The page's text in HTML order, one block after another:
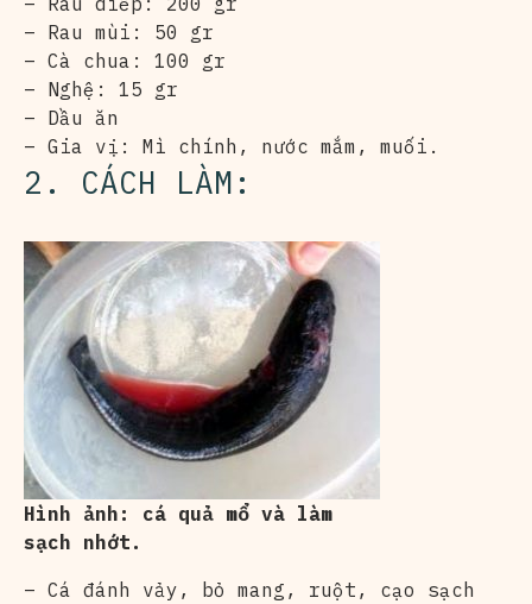
– Rau mùi: 50 gr
– Cà chua: 100 gr
– Nghệ: 15 gr
– Dầu ăn
– Gia vị: Mì chính, nước mắm, muối.
2. CÁCH LÀM:
Hình ảnh: cá quả mổ và làm
sạch nhớt.
– Cá đánh vảy, bỏ mang, ruột, cạo sạch